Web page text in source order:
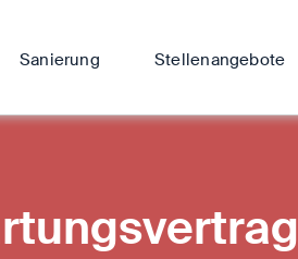
Sanierung Stellenangebote